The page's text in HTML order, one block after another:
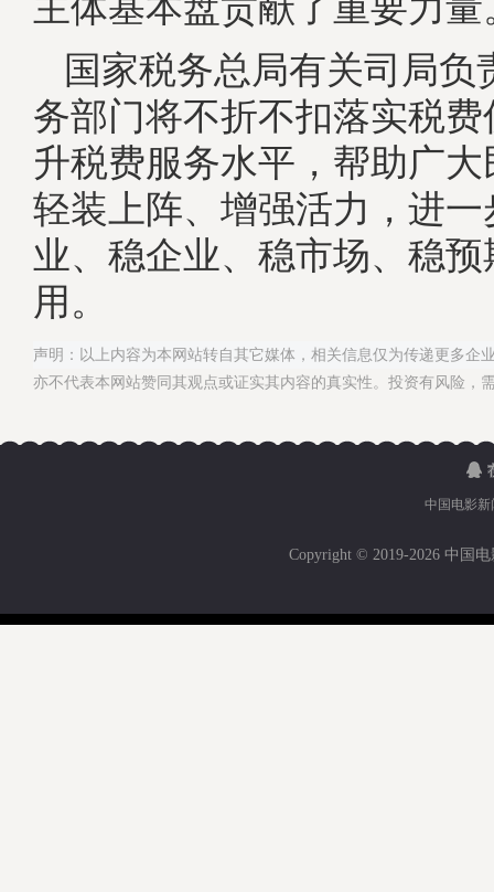
国家税务总局有关司局负
务部门将不折不扣落实税
升税费服务水平，帮助广
轻装上阵、增强活力，进
业、稳企业、稳市场、稳
用。
声明：以上内容为本网站转自其它媒体，相关信息仅为传递更多企
亦不代表本网站赞同其观点或证实其内容的真实性。投资有风险，
中国电影新
Copyright © 2019-2026 中国